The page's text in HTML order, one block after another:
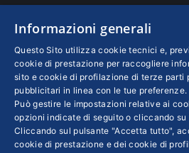
INFO LEGALI
Colophon editoriali
Disclaimer
Privacy
Coordinate Bancarie
Informazioni generali
Questo Sito utilizza cookie tecnici e,
cookie di prestazione per raccogliere
sito e cookie di profilazione di terze parti
pubblicitari in linea con le tue preferenze.
Può gestire le impostazioni relative ai
opzioni indicate di seguito o cliccando su
Cliccando sul pulsante "Accetta tutto",
cookie di prestazione e dei cookie di